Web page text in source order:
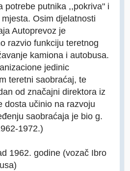
potrebe putnika ,,pokriva" i
Osim djelatnosti
Autoprevoz je
razvio funkciju teretnog
kamiona i autobusa.
jedinic
teretni saobraćaj, te
od značajni direktora iz
dosta učinio na razvoju
saobraćaja je bio g.
1972.)
1962. godine (vozač Ibro